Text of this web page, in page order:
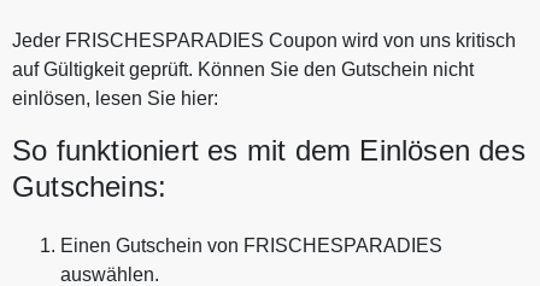
Jeder FRISCHESPARADIES Coupon wird von uns kritisch
auf Gültigkeit geprüft. Können Sie den Gutschein nicht
einlösen, lesen Sie hier:
So funktioniert es mit dem Einlösen des
Gutscheins:
Einen Gutschein von FRISCHESPARADIES
auswählen.